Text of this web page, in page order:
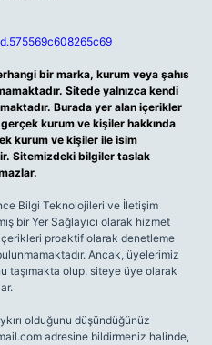
bir marka, kurum veya şahıs
Sitede yalnızca kendi
Burada yer alan içerikler
kurum ve kişiler hakkında
kurum ve kişiler ile isim
Sitemizdeki bilgiler taslak
Bilgi Teknolojileri ve İletişim
bir Yer Sağlayıcı olarak hizmet
proaktif olarak denetleme
Ancak, üyelerimiz
taşımakta olup, siteye üye olarak
olduğunu düşündüğünüz
adresine bildirmeniz halinde,